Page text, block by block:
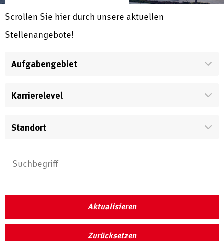
Scrollen Sie hier durch unsere aktuellen
Stellenangebote!
Aufgabengebiet
Karrierelevel
Standort
Aktualisieren
Zurücksetzen